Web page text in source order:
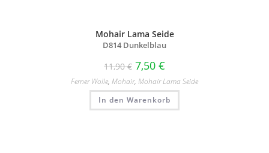
Mohair Lama Seide
D814 Dunkelblau
11,90€ 7,50 €
Ferner Wolle, Mohair, Mohair Lama Seide
In den Warenkorb